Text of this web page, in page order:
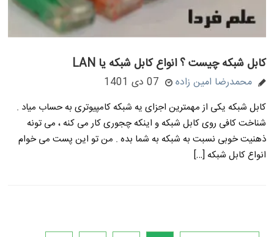
کابل شبکه چیست ؟ انواع کابل شبکه یا LAN
محمدرضا امین زاده 07 دی 1401
کابل شبکه یکی از مهمترین اجزای یه شبکه کامپیوتری به حساب میاد .
شناخت کافی روی کابل شبکه و اینکه چجوری کار می کنه ، می تونه
ذهنیت خوبی نسبت به شبکه به شما بده . من تو این پست می خوام
انواع کابل شبکه […]